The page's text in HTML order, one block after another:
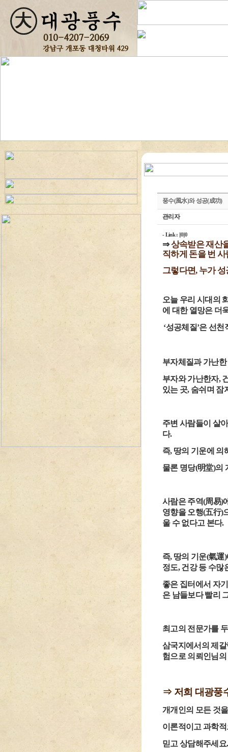
풍수(風水)와 성공(成功)
관리자
-Link:||0||0
⇒상속받은 재산
직하게 돈을 번
그렇다면, 누가
오늘 우리 시대의
에 대한 열망은 더
‘성공체질’은 선천
부자체질과 가난
부자와 가난한자,
있는 곳, 숨쉬며 잠
주변 사람들이 살
다.
즉, 땅의 기운에 의
물론 명당(明堂)의
사람은 주역(周易)
영향을 오행(五行)
울 수 없다고 본다.
즉, 땅의 기운(氣運
정도, 건강 등 수많
좋은 집터에서 자
은 남들보다 빨리
최고의 전문가를
삼국지에서의 제
험으로 의뢰인님
⇒ 저희 대광풍
개개인의 모든 것
이론적이고 과학
믿고 상담해주세